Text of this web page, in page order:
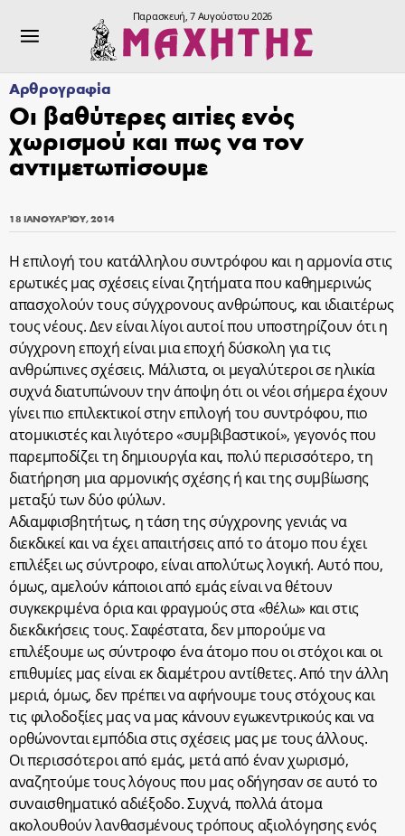
Παρασκευή, 7 Αυγούστου 2026
Αρθρογραφία
Οι βαθύτερες αιτίες ενός
χωρισμού και πως να τον
αντιμετωπίσουμε
18 ΙΑΝΟΥΑΡΊΟΥ, 2014
Η επιλογή του κατάλληλου συντρόφου και η αρμονία στις
ερωτικές μας σχέσεις είναι ζητήματα που καθημερινώς
απασχολούν τους σύγχρονους ανθρώπους, και ιδιαιτέρως
τους νέους. Δεν είναι λίγοι αυτοί που υποστηρίζουν ότι η
σύγχρονη εποχή είναι μια εποχή δύσκολη για τις
ανθρώπινες σχέσεις. Μάλιστα, οι μεγαλύτεροι σε ηλικία
συχνά διατυπώνουν την άποψη ότι οι νέοι σήμερα έχουν
γίνει πιο επιλεκτικοί στην επιλογή του συντρόφου, πιο
ατομικιστές και λιγότερο «συμβιβαστικοί», γεγονός που
παρεμποδίζει τη δημιουργία και, πολύ περισσότερο, τη
διατήρηση μια αρμονικής σχέσης ή και της συμβίωσης
μεταξύ των δύο φύλων.
Αδιαμφισβητήτως, η τάση της σύγχρονης γενιάς να
διεκδικεί και να έχει απαιτήσεις από το άτομο που έχει
επιλέξει ως σύντροφο, είναι απολύτως λογική. Αυτό που,
όμως, αμελούν κάποιοι από εμάς είναι να θέτουν
συγκεκριμένα όρια και φραγμούς στα «θέλω» και στις
διεκδικήσεις τους. Σαφέστατα, δεν μπορούμε να
επιλέξουμε ως σύντροφο ένα άτομο που οι στόχοι και οι
επιθυμίες μας είναι εκ διαμέτρου αντίθετες. Από την άλλη
μεριά, όμως, δεν πρέπει να αφήνουμε τους στόχους και
τις φιλοδοξίες μας να μας κάνουν εγωκεντρικούς και να
ορθώνονται εμπόδια στις σχέσεις μας με τους άλλους.
Οι περισσότεροι από εμάς, μετά από έναν χωρισμό,
αναζητούμε τους λόγους που μας οδήγησαν σε αυτό το
συναισθηματικό αδιέξοδο. Συχνά, πολλά άτομα
ακολουθούν λανθασμένους τρόπους αξιολόγησης ενός